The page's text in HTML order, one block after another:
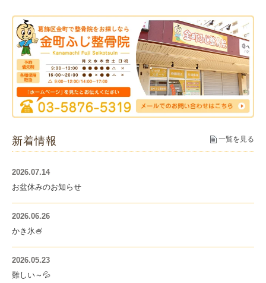
新着情報 一覧を見る
2026.07.14
お盆休みのお知らせ
2026.06.26
かき氷🍧
2026.05.23
難しい～💦